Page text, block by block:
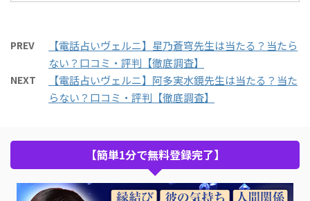
PREV
【電話占いヴェルニ】星乃蒼穹先生は当たる？当たら
ない？口コミ・評判【徹底調査】
NEXT
【電話占いヴェルニ】阿多実水鏡先生は当たる？当た
らない？口コミ・評判【徹底調査】
【簡単1分で無料登録完了】